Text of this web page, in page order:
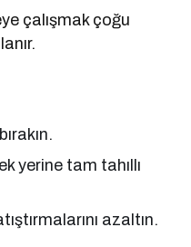
çalışmak çoğu
yerine tam tahıllı
azaltın.